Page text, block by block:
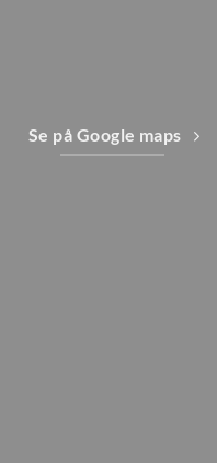
Se på Google maps